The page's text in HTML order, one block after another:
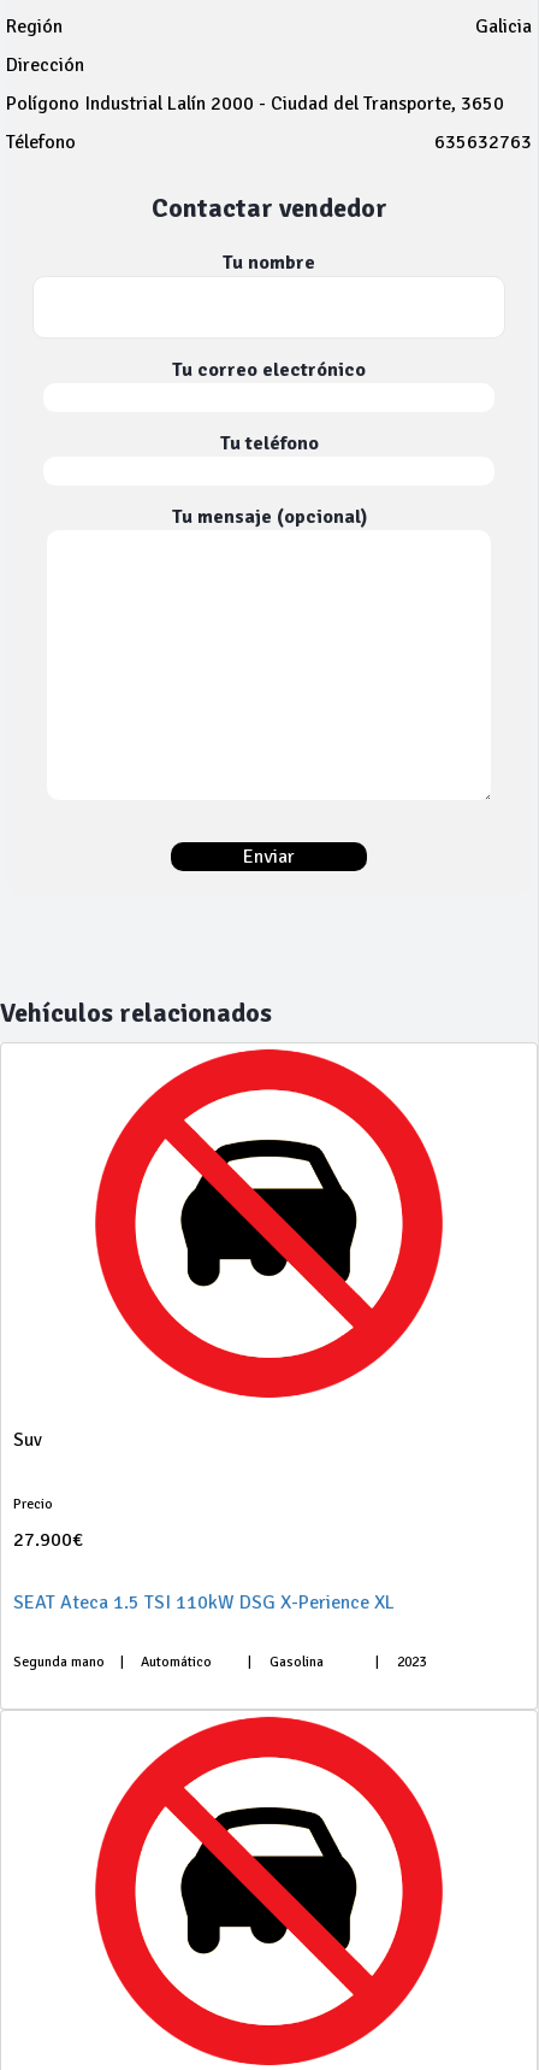
Región
Galicia
Dirección
Polígono Industrial Lalín 2000 - Ciudad del Transporte, 3650
Télefono
635632763
Contactar vendedor
Tu nombre
Tu correo electrónico
Tu teléfono
Tu mensaje (opcional)
Vehículos relacionados
Suv
Precio
27.900€
SEAT Ateca 1.5 TSI 110kW DSG X-Perience XL
Segunda mano Automático Gasolina 2023